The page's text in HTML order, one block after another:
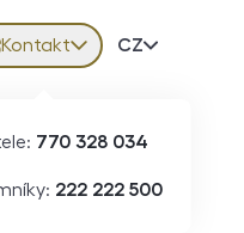
Kontakt
770 328 034
222 222 500
Volba
CZ